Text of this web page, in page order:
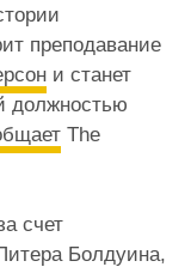
преподавание
и станет
должностью
The
счет
Болдуина,